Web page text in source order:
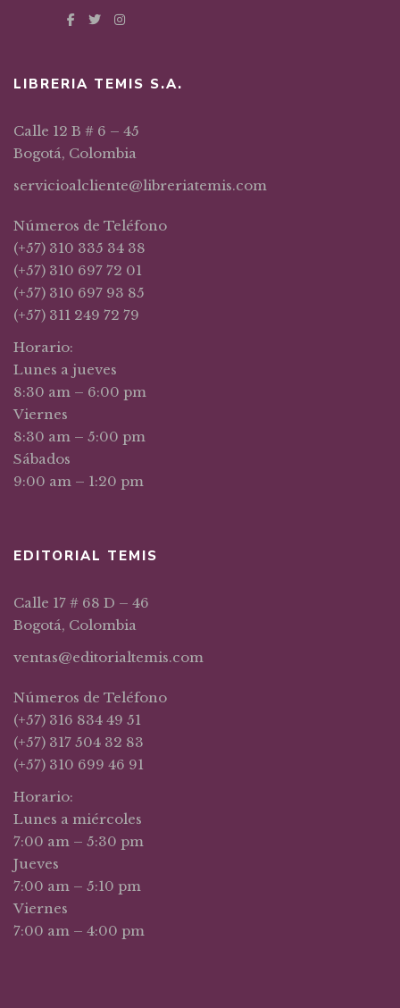
LIBRERIA TEMIS S.A.
Calle 12 B # 6 – 45
Bogotá, Colombia
servicioalcliente@libreriatemis.com
Números de Teléfono
(+57) 310 335 34 38
(+57) 310 697 72 01
(+57) 310 697 93 85
(+57) 311 249 72 79
Horario:
Lunes a jueves
8:30 am – 6:00 pm
Viernes
8:30 am – 5:00 pm
Sábados
9:00 am – 1:20 pm
EDITORIAL TEMIS
Calle 17 # 68 D – 46
Bogotá, Colombia
ventas@editorialtemis.com
Números de Teléfono
(+57) 316 834 49 51
(+57) 317 504 32 83
(+57) 310 699 46 91
Horario:
Lunes a miércoles
7:00 am – 5:30 pm
Jueves
7:00 am – 5:10 pm
Viernes
7:00 am – 4:00 pm